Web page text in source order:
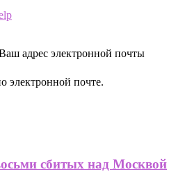
адрес электронной почты
электронной почте.
сбитых над Москвой